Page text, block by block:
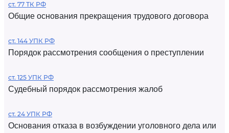
ст. 77 ТК РФ
Общие основания прекращения трудового договора
ст. 144 УПК РФ
Порядок рассмотрения сообщения о преступлении
ст. 125 УПК РФ
Судебный порядок рассмотрения жалоб
ст. 24 УПК РФ
Основания отказа в возбуждении уголовного дела или